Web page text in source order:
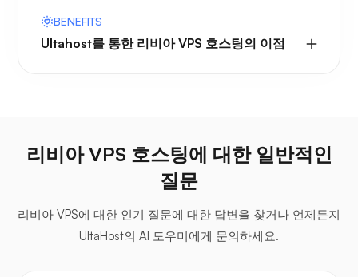
BENEFITS
Ultahost를 통한 리비아 VPS 호스팅의 이점
리비아 VPS 호스팅에 대한 일반적인
질문
리비아 VPS에 대한 인기 질문에 대한 답변을 찾거나 언제든지
UltaHost의 AI 도우미에게 문의하세요.